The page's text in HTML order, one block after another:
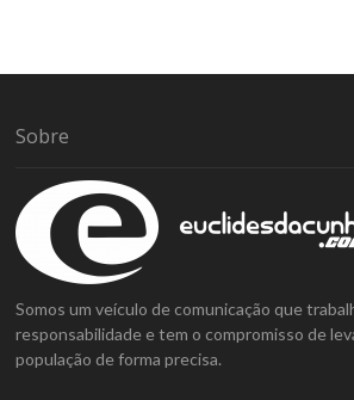
Sobre
Somos um veículo de comunicação que
responsabilidade e tem o compromisso de
população de forma precisa.